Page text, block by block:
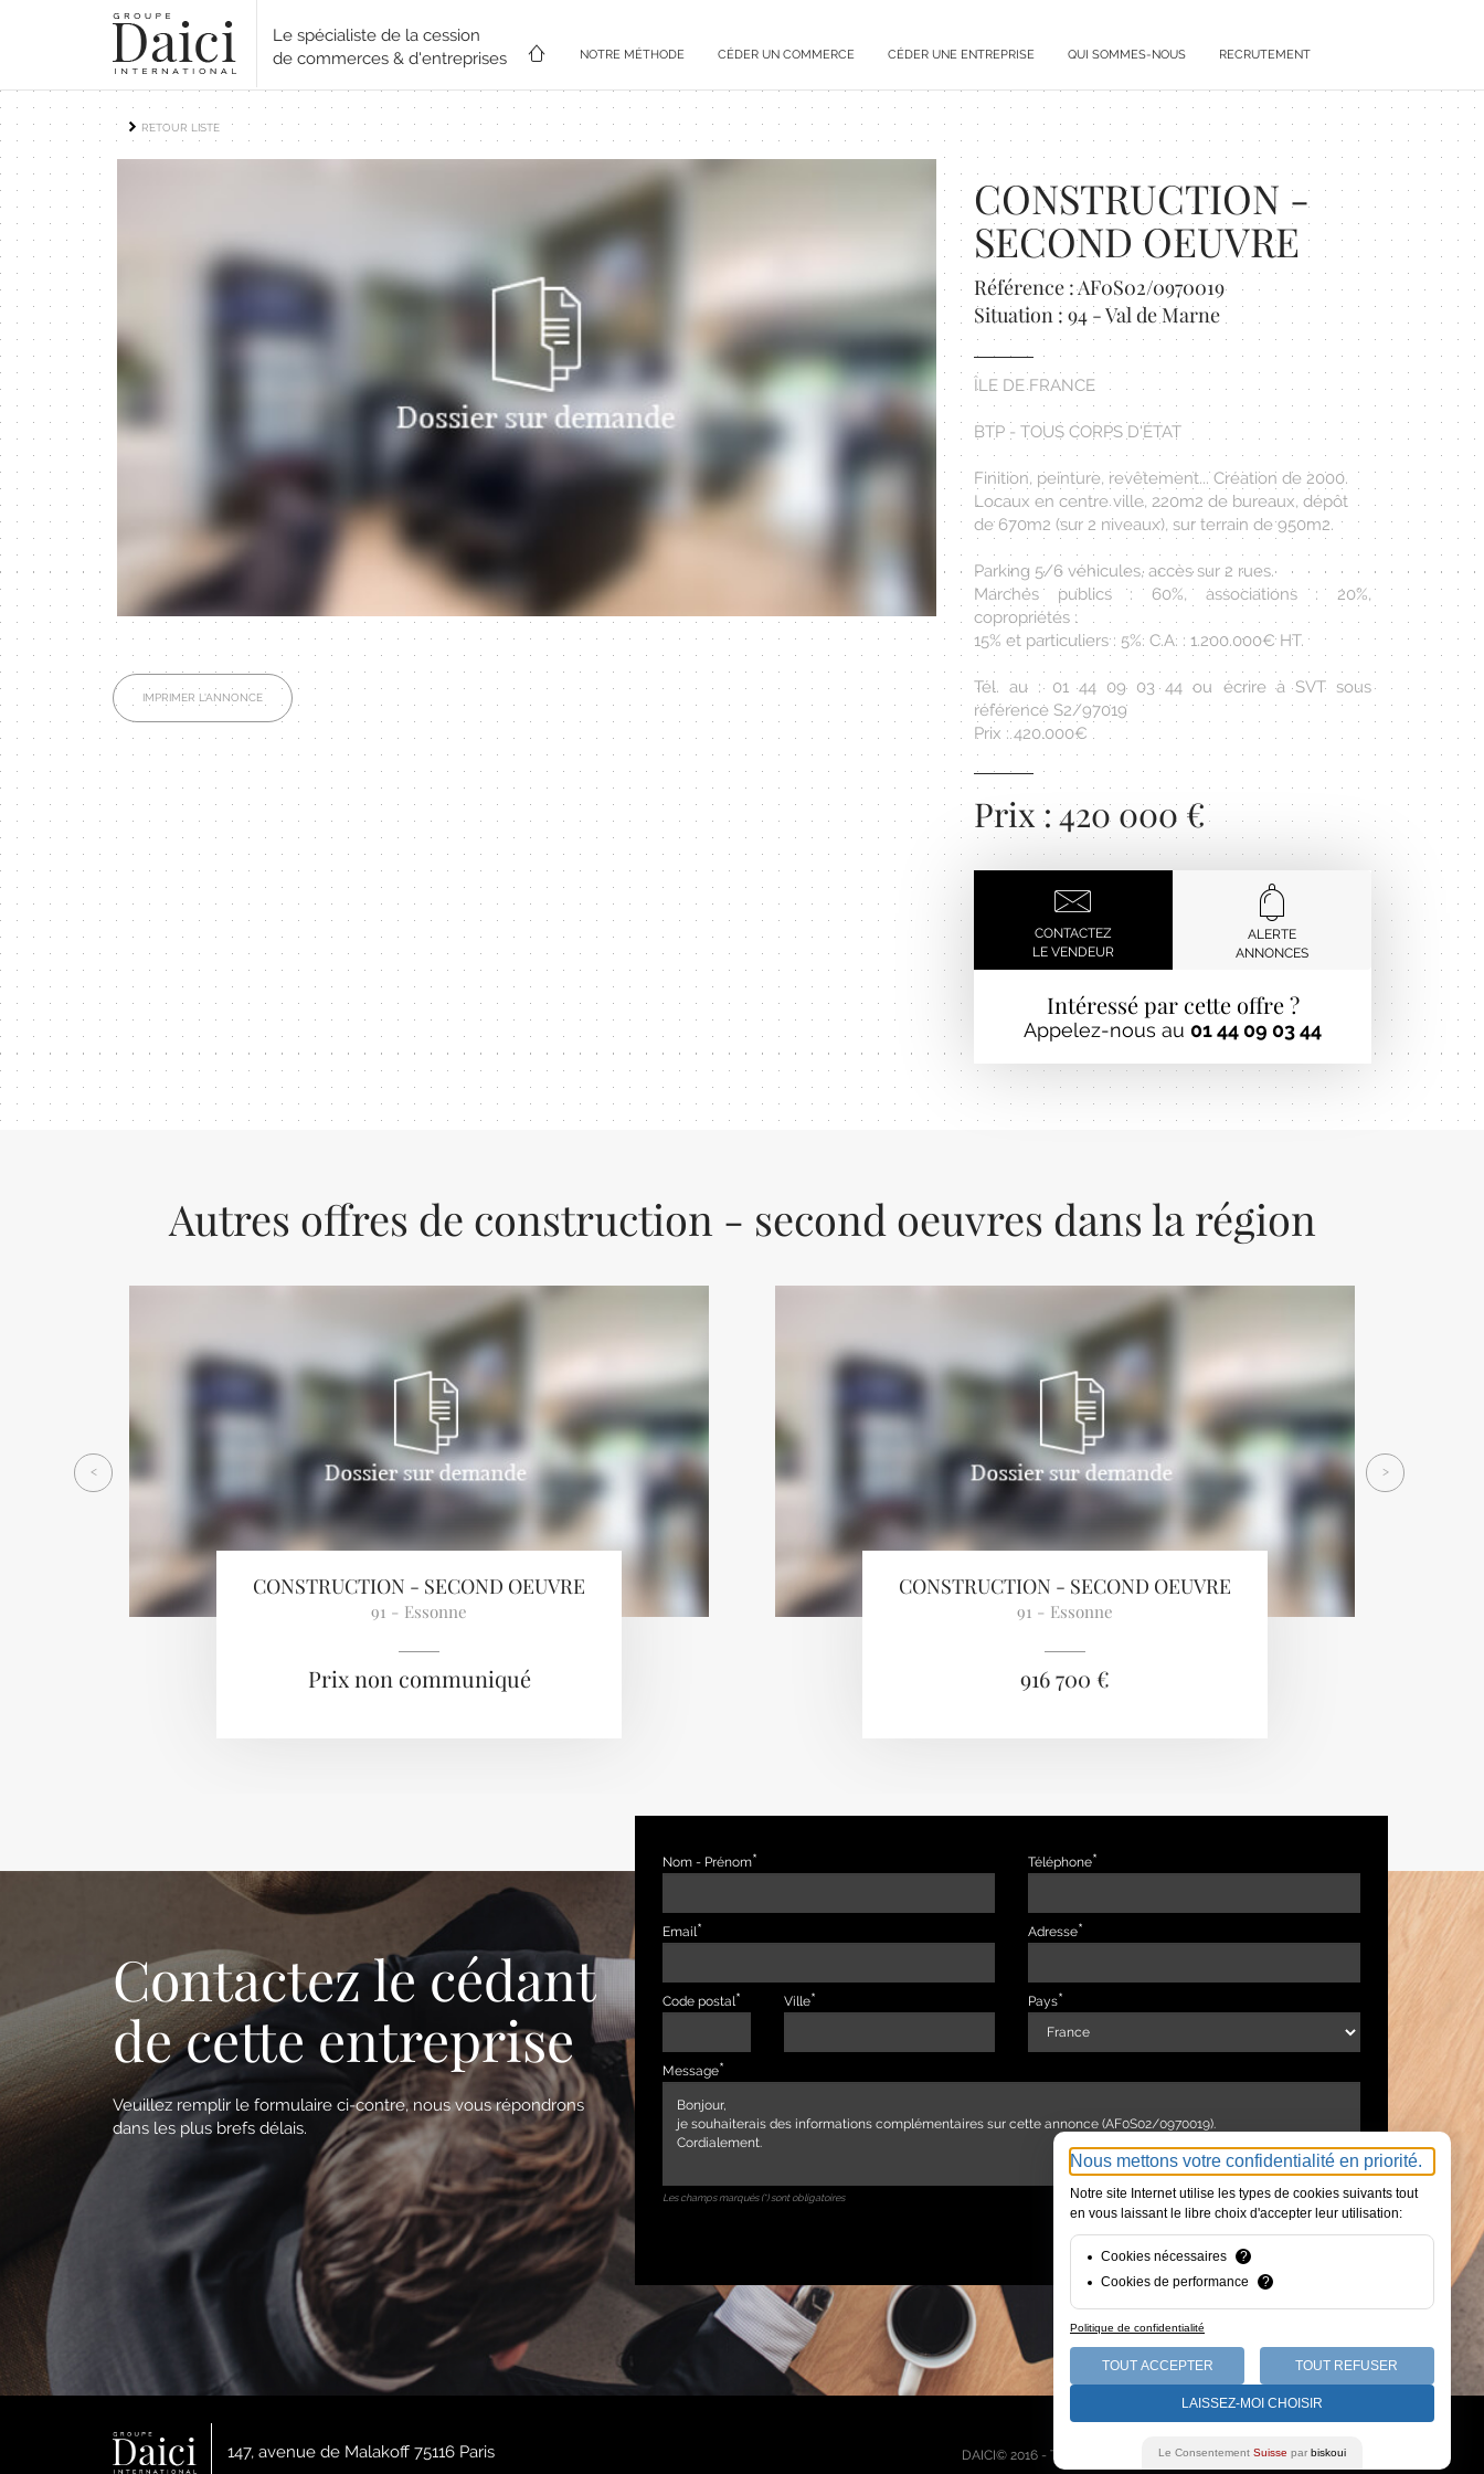
Le spécialiste de la cession
de commerces & d'entreprises
NOTRE MÉTHODE CÉDER UN COMMERCE CÉDER UNE ENTREPRISE QUI SOMMES-NOUS RECRUTEMENT
RETOUR LISTE
IMPRIMER L'ANNONCE
CONSTRUCTION -
SECOND OEUVRE
Référence : AF0S02/0970019
Situation : 94 - Val de Marne
ÎLE DE FRANCE
BTP - TOUS CORPS D'ÉTAT
Finition, peinture, revêtement... Création de 2000.
Locaux en centre ville, 220m2 de bureaux, dépôt
de 670m2 (sur 2 niveaux), sur terrain de 950m2.
Parking 5/6 véhicules, accès sur 2 rues.
Marchés publics : 60%, associations : 20%,
copropriétés :
15% et particuliers : 5%. C.A. : 1.200.000€ HT.
Tél. au : 01 44 09 03 44 ou écrire à SVT sous
référence S2/97019
Prix : 420.000€
Prix : 420 000 €
CONTACTEZ
LE VENDEUR
ALERTE
ANNONCES
Intéressé par cette offre ?
Appelez-nous au 01 44 09 03 44
Autres offres de construction - second oeuvres dans la région
CONSTRUCTION - SECOND OEUVRE
91 - Essonne
Prix non communiqué
CONSTRUCTION - SECOND OEUVRE
91 - Essonne
916 700 €
< >
Contactez le cédant
de cette entreprise
Veuillez remplir le formulaire ci-contre, nous vous répondrons
dans les plus brefs délais.
Nom - Prénom Téléphone
Email Adresse
Code postal Ville Pays
Message
Les champs marqués (*) sont obligatoires
147, avenue de Malakoff 75116 Paris DAICI© 2016 - Tous droits réservés -Mentions légales -Plan du site
Nous mettons votre confidentialité en priorité.
Notre site Internet utilise les types de cookies suivants tout
en vous laissant le libre choix d'accepter leur utilisation:
Cookies nécessaires
?
Cookies de performance
?
Politique de confidentialité
TOUT ACCEPTER TOUT REFUSER
LAISSEZ-MOI CHOISIR
Le Consentement Suisse par biskoui